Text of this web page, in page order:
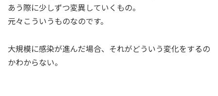
あう際に少しずつ変異していくもの。
元々こういうものなのです。
大規模に感染が進んだ場合、それがどういう変化をするの
かわからない。